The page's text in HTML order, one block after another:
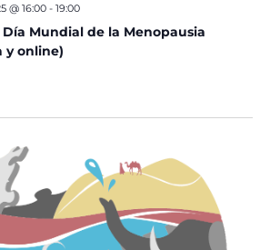
Mundial de la Menopausia
y online)
@ 16:00- 19:00